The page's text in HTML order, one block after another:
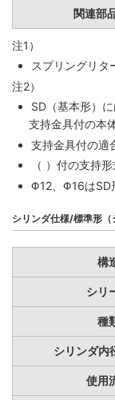
関連部
注1）
スプリングリ
注2）
SD（基本形）
支持金具付の本
支持金具付の
（ ）付の支持
Φ12、Φ16はSD
シリンダ仕様/標準形
構
シリ
種
シリンダ内
使用